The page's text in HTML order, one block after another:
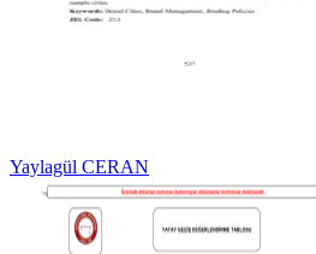
Yaylagül CERAN